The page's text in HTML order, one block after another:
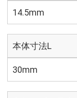
14.5mm
本体寸法L
30mm